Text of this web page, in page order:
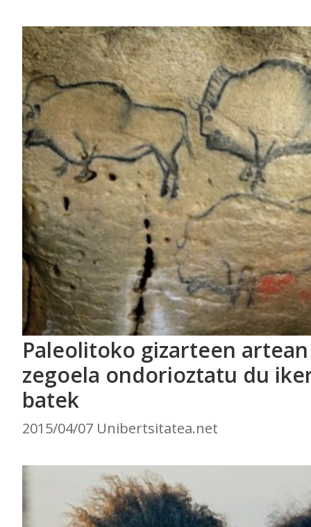
Paleolitoko gizarteen
zegoela ondorioztatu du
batek
2015/04/07 Unibertsitatea.net